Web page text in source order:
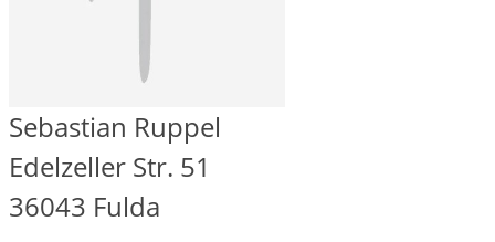
Sebastian Ruppel
Edelzeller Str. 51
36043 Fulda